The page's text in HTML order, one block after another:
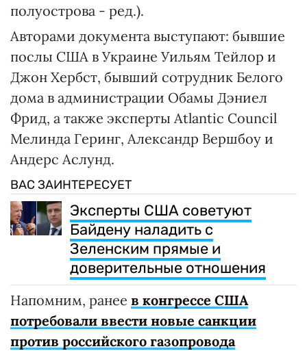
полуострова - ред.).
Авторами документа выступают: бывшие
послы США в Украине Уильям Тейлор и
Джон Хербст, бывший сотрудник Белого
дома в администрации Обамы Дэниел
Фрид, а также эксперты Atlantic Council
Мелинда Геринг, Александр Вершбоу и
Андерс Аслунд.
ВАС ЗАИНТЕРЕСУЕТ
Эксперты США советуют
Байдену наладить с
Зеленским прямые и
доверительные отношения
Напомним, ранее в конгрессе США
потребовали ввести новые санкции
против российского газопровода